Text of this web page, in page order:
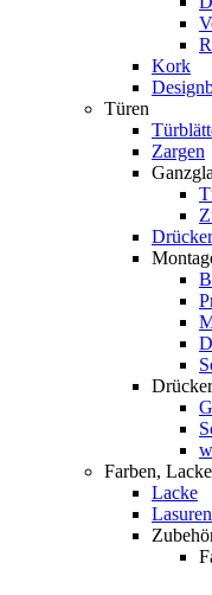
Kork
Türen
Zargen
Farben,
Lacke
Lasuren